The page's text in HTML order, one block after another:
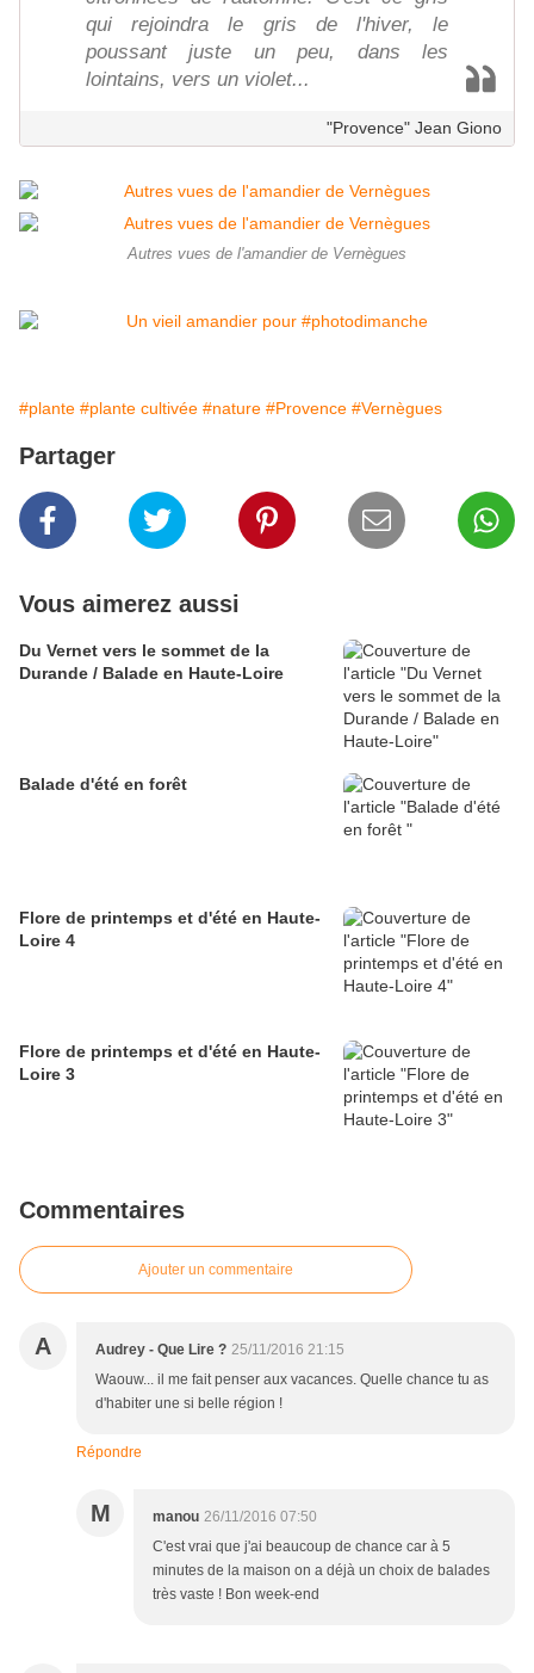
qui rejoindra le gris de l'hiver, le
poussant juste un peu, dans les
lointains, vers un violet...
"Provence" Jean Giono
Autres vues de l'amandier de Vernègues
#plante #plante cultivée #nature #Provence #Vernègues
Partager
Vous aimerez aussi
Du Vernet vers le sommet de la
Durande / Balade en Haute-Loire
Balade d'été en forêt
Flore de printemps et d'été en Haute-
Loire 4
Flore de printemps et d'été en Haute-
Loire 3
Commentaires
Ajouter un commentaire
A Audrey - Que Lire ? 25/11/2016 21:15
Waouw... il me fait penser aux vacances. Quelle chance tu as
d'habiter une si belle région !
Répondre
M manou 26/11/2016 07:50
C'est vrai que j'ai beaucoup de chance car à 5
minutes de la maison on a déjà un choix de balades
très vaste ! Bon week-end